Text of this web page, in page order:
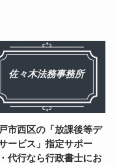
市西区の「放課後等デ
ービス」指定サポー
代行なら行政書士にお